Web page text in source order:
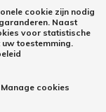
kans Retoertje.nl
cookie zijn nodig
Naast
voor statistische
toestemming.
Manage cookies